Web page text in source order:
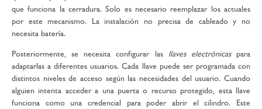
que funciona la cerradura. Solo es necesario reemplazar los actuales
por este mecanismo. La instalación no precisa de cableado y no
necesita batería.
Posteriormente, se necesita configurar las llaves electrónicaspara
adaptarlas a diferentes usuarios. Cada llave puede ser programada con
distintos niveles de acceso según las necesidades del usuario. Cuando
alguien intenta acceder a una puerta o recurso protegido, esta llave
funciona como una credencial para poder abrir el cilindro. Este